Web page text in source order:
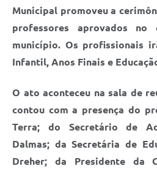
Municipal promoveu a
professores aprovados no
município. Os profissionais
Infantil, Anos Finais e
O ato aconteceu na sala de
contou com a presença do
Terra; do Secretário de
Dalmas; da Secretária de
Dreher; da Presidente da